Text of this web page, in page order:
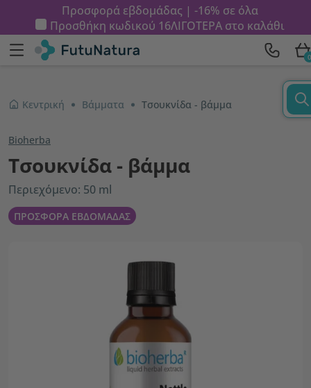
Προσφορά εβδομάδας | -16% σε όλα
Προσθήκη κωδικού 16ΛΙΓΟΤΕΡΑστο καλάθι
0
Κεντρική Βάμματα Τσουκνίδα - βάμμα
Bioherba
Τσουκνίδα - βάμμα
Περιεχόμενο: 50 ml
ΠΡΟΣΦΟΡΑ ΕΒΔΟΜΑΔΑΣ